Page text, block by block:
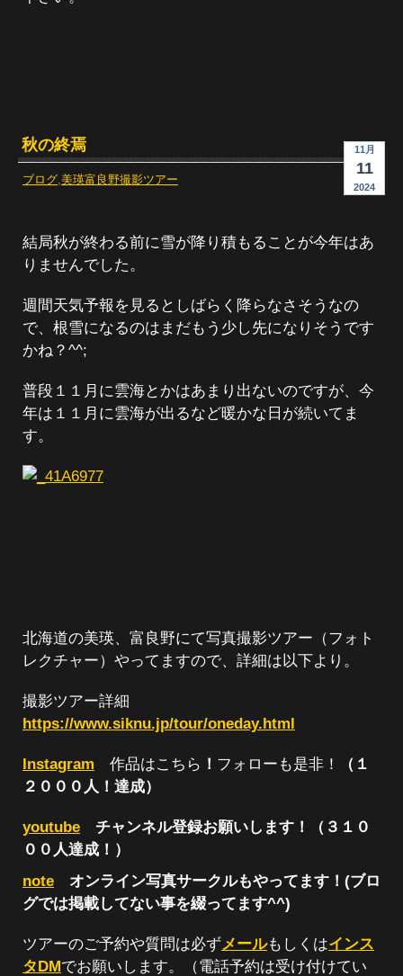
11月
11
2024
秋の終焉
ブログ,美瑛富良野撮影ツアー
結局秋が終わる前に雪が降り積もることが今年はあ
りませんでした。
週間天気予報を見るとしばらく降らなさそうなの
で、根雪になるのはまだもう少し先になりそうです
かね？^^;
普段１１月に雲海とかはあまり出ないのですが、今
年は１１月に雲海が出るなど暖かな日が続いてま
す。
北海道の美瑛、富良野にて写真撮影ツアー（フォト
レクチャー）やってますので、詳細は以下より。
撮影ツアー詳細
https://www.siknu.jp/tour/oneday.html
Instagram 作品はこちら ！ フォローも是非！
（１
２０００人！達成）
youtube チャンネル登録お願いします！（３１０
００人達成！）
note オンライン写真サークルもやってます！(ブロ
グでは掲載してない事を綴ってます^^)
ツアーのご予約や質問は必ずメールもしくはインス
タDMでお願いします。（電話予約は受け付けてい